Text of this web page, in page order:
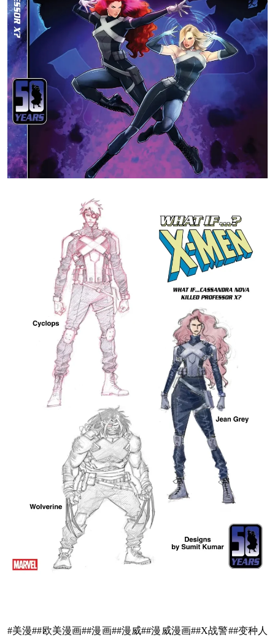
#美漫##欧美漫画##漫画##漫威##漫威漫画##X战警##变种人